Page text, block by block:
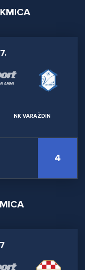
NK VARAŽDIN
4